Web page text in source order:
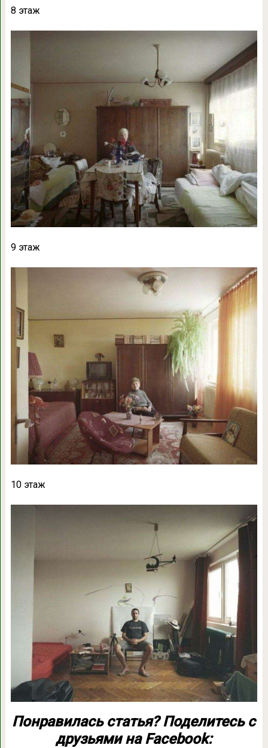
8 этаж
9 этаж
10 этаж
Понравилась статья? Поделитесь с
друзьями на Facebook: